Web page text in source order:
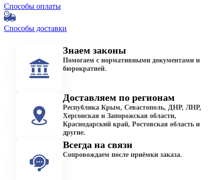
Способы оплаты
Способы доставки
Знаем законы
Помогаем с нормативными документами и
бюрократией.
Доставляем по регионам
Республика Крым, Севастополь, ДНР, ЛНР,
Херсонская и Запорожская области,
Краснодарский край, Ростовская область и
другие.
Всегда на связи
Сопровождаем после приёмки заказа.